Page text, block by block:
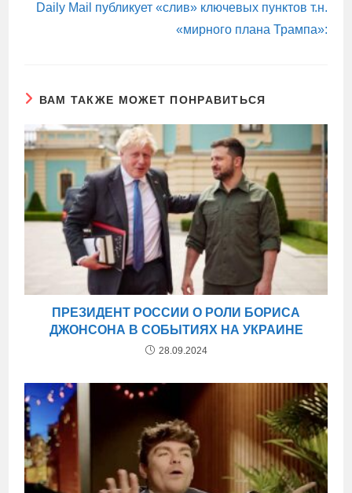
Daily Mail публикует «слив» ключевых пунктов т.н.
«мирного плана Трампа»:
ВАМ ТАКЖЕ МОЖЕТ ПОНРАВИТЬСЯ
ПРЕЗИДЕНТ РОССИИ О РОЛИ БОРИСА
ДЖОНСОНА В СОБЫТИЯХ НА УКРАИНЕ
28.09.2024